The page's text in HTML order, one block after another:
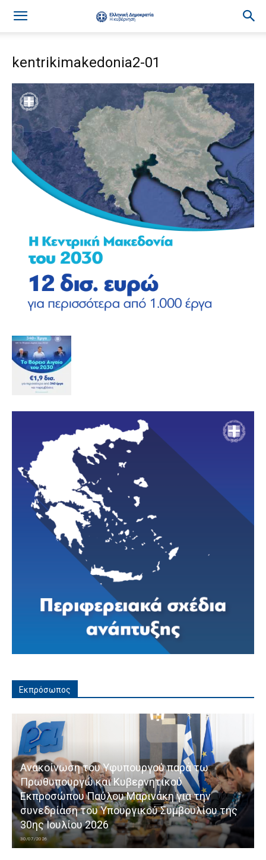
kentrikimakedonia2-01
Εκπρόσωπος
Ανακοίνωση του Υφυπουργού παρά τω
Πρωθυπουργώ και Κυβερνητικού
Εκπροσώπου Παύλου Μαρινάκη για την
συνεδρίαση του Υπουργικού Συμβουλίου της
30ης Ιουλίου 2026
30/07/2026